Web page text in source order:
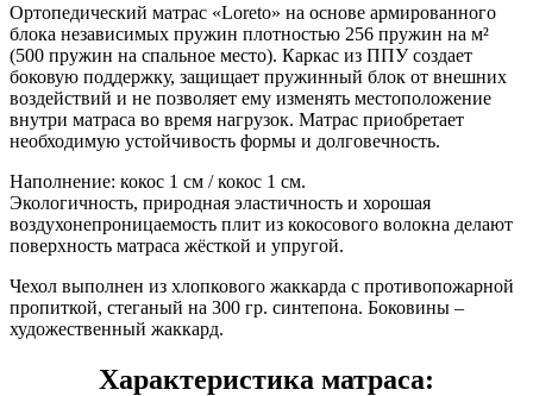
Ортопедический матрас «Loreto» на основе армированного
блока независимых пружин плотностью 256 пружин на м²
(500 пружин на спальное место). Каркас из ППУ создает
боковую поддержку, защищает пружинный блок от внешних
воздействий и не позволяет ему изменять местоположение
внутри матраса во время нагрузок. Матрас приобретает
необходимую устойчивость формы и долговечность.
Наполнение: кокос 1 cм / кокос 1 см.
Экологичность, природная эластичность и хорошая
воздухонепроницаемость плит из кокосового волокна делают
поверхность матраса жёсткой и упругой.
Чехол выполнен из хлопкового жаккарда с противопожарной
пропиткой, стеганый на 300 гр. синтепона. Боковины –
художественный жаккард.
Характеристика матраса: